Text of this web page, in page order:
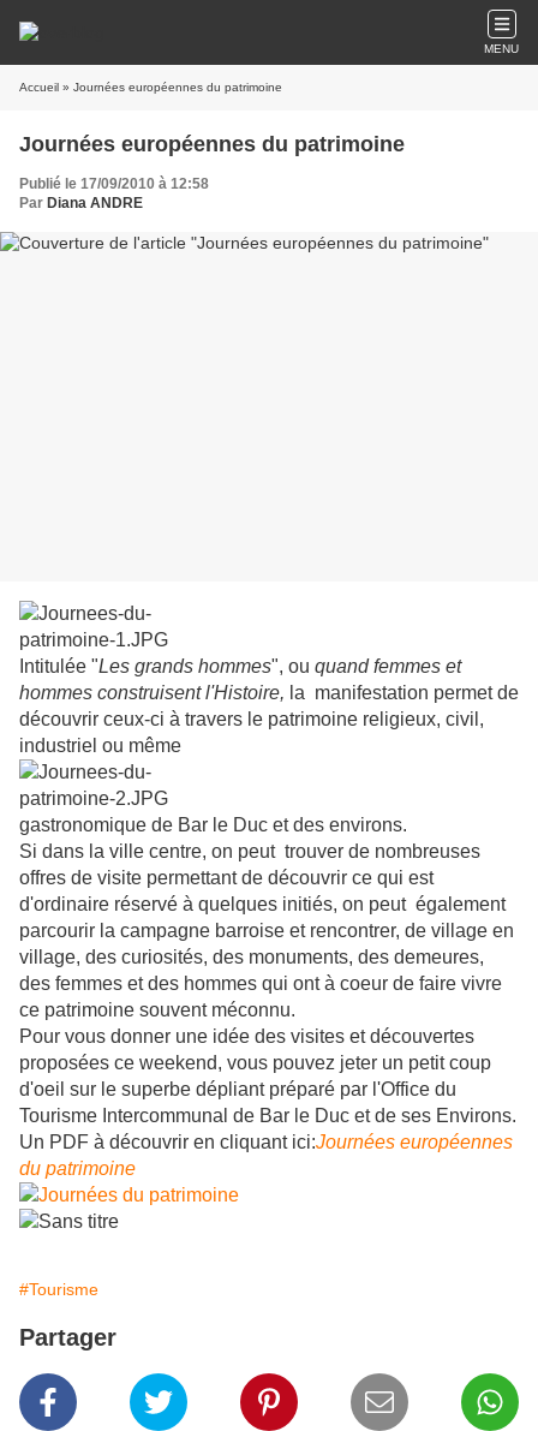
MENU
Accueil » Journées européennes du patrimoine
Journées européennes du patrimoine
Publié le 17/09/2010 à 12:58
Par Diana ANDRE
Intitulée "Les grands hommes", ou quand femmes et
hommes construisent l'Histoire, la manifestation permet de
découvrir ceux-ci à travers le patrimoine religieux, civil,
industriel ou même
gastronomique de Bar le Duc et des environs.
Si dans la ville centre, on peut trouver de nombreuses
offres de visite permettant de découvrir ce qui est
d'ordinaire réservé à quelques initiés, on peut également
parcourir la campagne barroise et rencontrer, de village en
village, des curiosités, des monuments, des demeures,
des femmes et des hommes qui ont à coeur de faire vivre
ce patrimoine souvent méconnu.
Pour vous donner une idée des visites et découvertes
proposées ce weekend, vous pouvez jeter un petit coup
d'oeil sur le superbe dépliant préparé par l'Office du
Tourisme Intercommunal de Bar le Duc et de ses Environs.
Un PDF à découvrir en cliquant ici:Journées européennes
du patrimoine
#Tourisme
Partager